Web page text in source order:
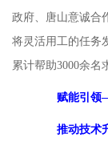
政府、唐山意诚合
将灵活用工的任务
累计帮助3000余名
赋能引领
推动技术升